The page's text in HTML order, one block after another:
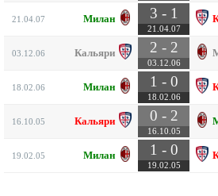
21.04.07 Милан 3 - 1
21.04.07
03.12.06 Кальяри 2 - 2
03.12.06
18.02.06 Милан 1 - 0
18.02.06
16.10.05 Кальяри 0 - 2
16.10.05
19.02.05 Милан 1 - 0
19.02.05